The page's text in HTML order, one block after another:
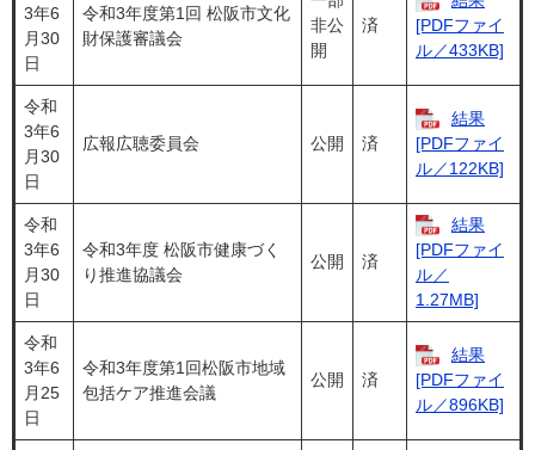
3年6
月30
日
令和3年度第1回 松阪市文化
財保護審議会
非公
開
済
[PDFファイ
ル／433KB]
令和
3年6
月30
日
広報広聴委員会 公開 済
結果
[PDFファイ
ル／122KB]
令和
3年6
月30
日
令和3年度 松阪市健康づく
り推進協議会
公開 済
結果
[PDFファイ
ル／
1.27MB]
令和
3年6
月25
日
令和3年度第1回松阪市地域
包括ケア推進会議
公開 済
結果
[PDFファイ
ル／896KB]